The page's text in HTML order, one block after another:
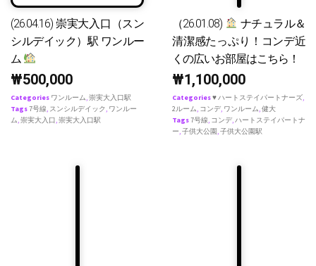
(26.04.16) 崇実大入口（スン
シルデイック）駅 ワンルー
ム
₩500,000
Categories ワンルーム,崇実大入口駅
Tags7号線, スンシルデイック , ワンルー
ム,崇実大入口,崇実大入口駅
（26.01.08)
ナチュラル＆
清潔感たっぷり！コンデ近
くの広いお部屋はこちら！
₩1,100,000
Categories♥ ハートステイパートナーズ,
2ルーム, コンデ, ワンルーム,健大
Tags7号線, コンデ,ハートステイパートナ
ー,子供大公園 ,子供大公園駅